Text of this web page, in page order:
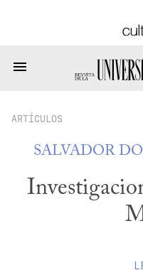
ARTÍCULOS
SALVADOR